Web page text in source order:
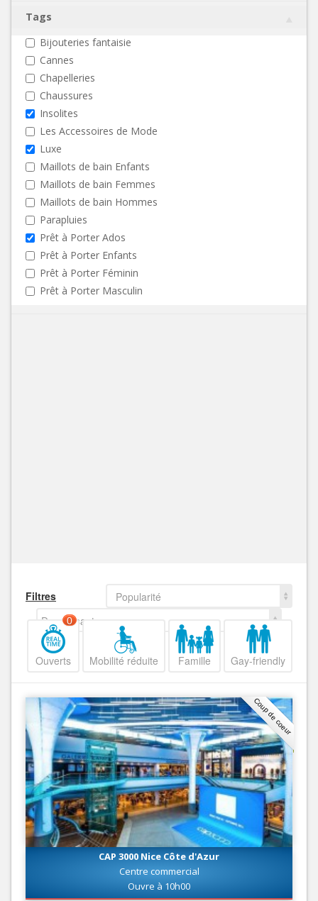
Tags
Bijouteries fantaisie
Cannes
Chapelleries
Chaussures
Insolites
Les Accessoires de Mode
Luxe
Maillots de bain Enfants
Maillots de bain Femmes
Maillots de bain Hommes
Parapluies
Prêt à Porter Ados
Prêt à Porter Enfants
Prêt à Porter Féminin
Prêt à Porter Masculin
Filtres
Popularité
Decroissant
Ouverts
0
Mobilité réduite Famille Gay-friendly
Coup de coeur
CAP 3000 Nice Côte d'Azur
Centre commercial
Ouvre à 10h00